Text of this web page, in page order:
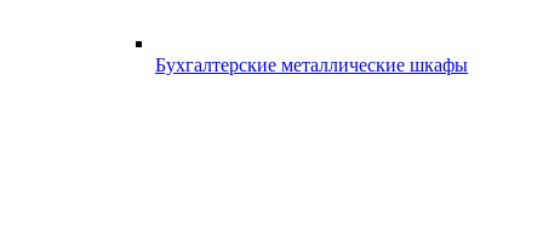
Бухгалтерские металлические шкафы